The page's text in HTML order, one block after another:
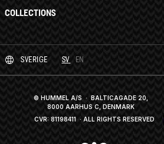
COLLECTIONS
SVERIGE SV EN
© HUMMEL A/S · BALTICAGADE 20,
8000 AARHUS C, DENMARK
CVR: 81198411 · ALL RIGHTS RESERVED